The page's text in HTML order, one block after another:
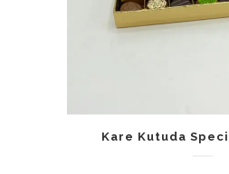
Kare Kutuda